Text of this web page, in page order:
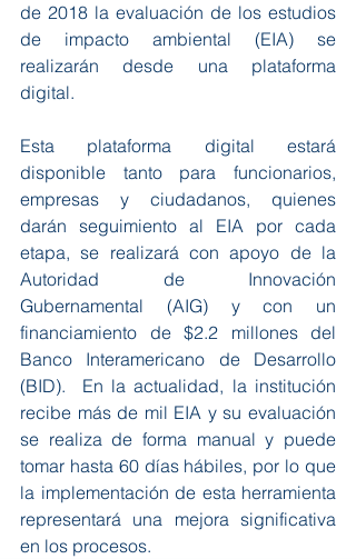
de 2018 la evaluación de los estudios
de impacto ambiental (EIA) se
realizarán desde una plataforma
digital.
Esta plataforma digital estará
disponible tanto para funcionarios,
empresas y ciudadanos, quienes
darán seguimiento al EIA por cada
etapa, se realizará con apoyo de la
Autoridad de Innovación
Gubernamental (AIG) y con un
financiamiento de $2.2 millones del
Banco Interamericano de Desarrollo
(BID).  En la actualidad, la institución
recibe más de mil EIA y su evaluación
se realiza de forma manual y puede
tomar hasta 60 días hábiles, por lo que
la implementación de esta herramienta
representará una mejora significativa
en los procesos.